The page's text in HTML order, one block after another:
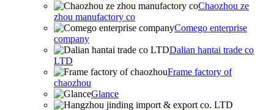
Chaozhou ze
zhou manufactory co
Comego enterprise
company
Dalian hantai trade co
LTD
Frame factory of
chaozhou
Glance